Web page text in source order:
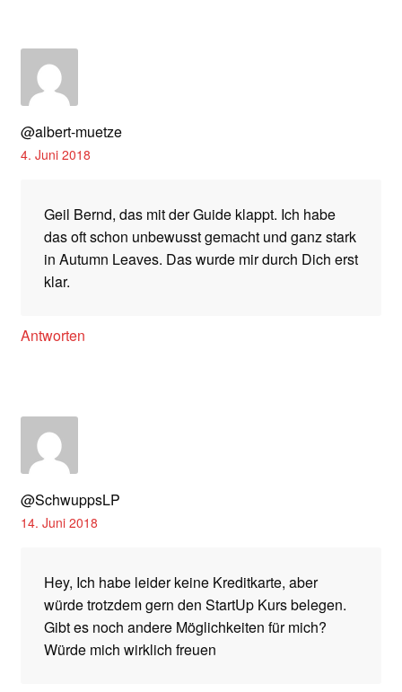
@albert-muetze
4. Juni 2018
Geil Bernd, das mit der Guide klappt. Ich habe
das oft schon unbewusst gemacht und ganz stark
in Autumn Leaves. Das wurde mir durch Dich erst
klar.
Antworten
@SchwuppsLP
14. Juni 2018
Hey, Ich habe leider keine Kreditkarte, aber
würde trotzdem gern den StartUp Kurs belegen.
Gibt es noch andere Möglichkeiten für mich?
Würde mich wirklich freuen